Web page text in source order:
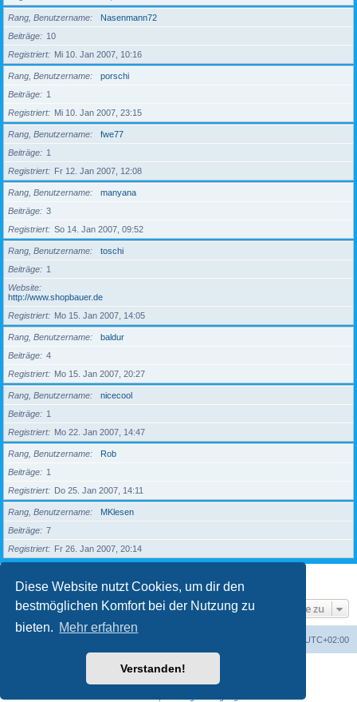
Diese Website nutzt Cookies, um dir den
bestmöglichen Komfort bei der Nutzung zu
bieten. Mehr erfahren
Verstanden!
Rang, Benutzername
Nasenmann72
Beiträge
10
Registriert
Mi 10. Jan 2007, 10:16
Rang, Benutzername
porschi
Beiträge
1
Registriert
Mi 10. Jan 2007, 23:15
Rang, Benutzername
fwe77
Beiträge
1
Registriert
Fr 12. Jan 2007, 12:08
Rang, Benutzername
manyana
Beiträge
3
Registriert
So 14. Jan 2007, 09:52
Rang, Benutzername
toschi
Beiträge
1
Website
http://www.shopbauer.de
Registriert
Mo 15. Jan 2007, 14:05
Rang, Benutzername
baldur
Beiträge
4
Registriert
Mo 15. Jan 2007, 20:27
Rang, Benutzername
nicecool
Beiträge
1
Registriert
Mo 22. Jan 2007, 14:47
Rang, Benutzername
Rob
Beiträge
1
Registriert
Do 25. Jan 2007, 14:11
Rang, Benutzername
MKlesen
Beiträge
7
Registriert
Fr 26. Jan 2007, 20:14
203 Mitglieder 1 2 3 4 5
Gehe zu
UTC+02:00
Powered byphpBB® Forum Software © phpBB Limited
phpBB.de